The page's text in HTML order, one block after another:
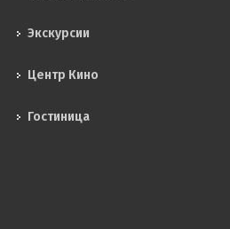
Экскурсии
Центр Кино
Гостиница